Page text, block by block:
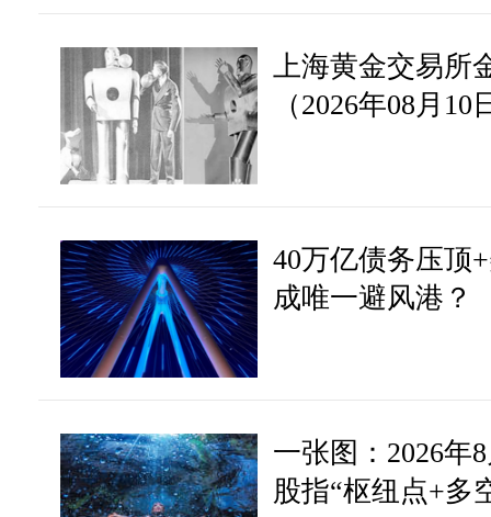
上海黄金交易所
（2026年08月10
40万亿债务压顶
成唯一避风港？
一张图：2026年
股指“枢纽点+多